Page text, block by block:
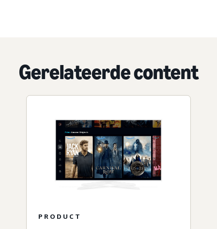
Gerelateerde content
PRODUCT